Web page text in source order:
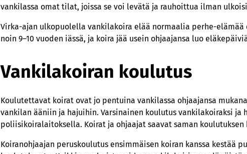
vankilassa omat tilat, joissa se voi levätä ja rauhoittua ilman
Virka-ajan ulkopuolella vankilakoira elää normaalia perhe-elämää
noin 9–10 vuoden iässä, ja koira jää usein ohjaajansa luo
Vankilakoiran koulutus
Koulutettavat koirat ovat jo pentuina vankilassa ohjaajansa
vankilan ääniin ja hajuihin. Varsinainen koulutus vankilakoiraksi
poliisikoiralaitoksella. Koirat ja ohjaajat saavat saman
Koiranohjaajan peruskoulutus ensimmäisen koiran kanssa kestää